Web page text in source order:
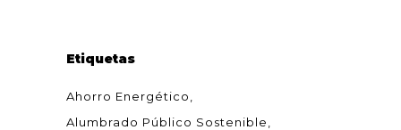
Etiquetas
Ahorro Energético
Alumbrado Público Sostenible